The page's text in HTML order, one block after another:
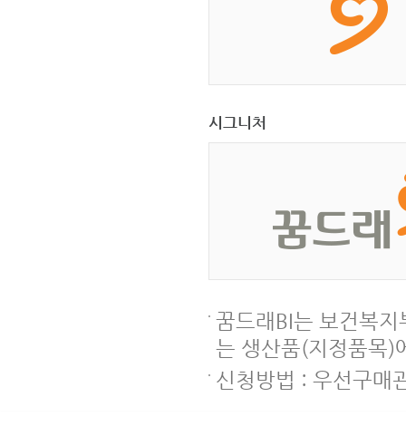
시그니처
꿈드래BI는 보건복
는 생산품(지정품목)
신청방법 : 우선구매